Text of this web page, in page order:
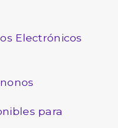
Electrónicos
para